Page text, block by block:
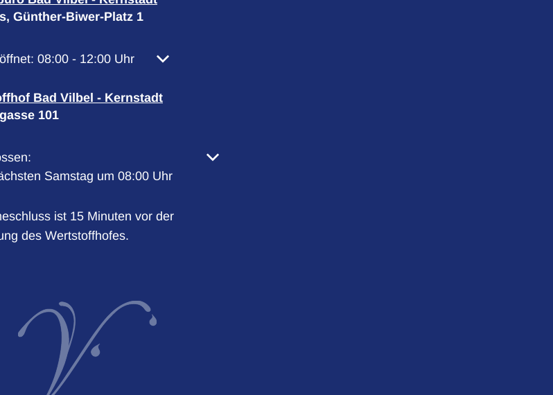
Günther-Biwer-Platz 1
weitere Öffnungs- oder Schließzeiten auszublenden
08:00 - 12:00 Uhr Von 08:00 bis 12:00 Uhr
Bad Vilbel - Kernstadt
101
weitere Öffnungs- oder Schließzeiten auszublenden
Samstag um 08:00 Uhr
ist 15 Minuten vor der
des Wertstoffhofes.